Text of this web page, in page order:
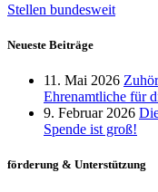
Stellen bundesweit
Neueste Beiträge
11. Mai 2026
Ehrenamtliche für
9. Februar 2026
Spende ist groß!
förderung & Unterstützung